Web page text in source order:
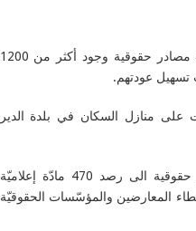
السلطات تعاقب مئات المدنيين برفض عودتهم الى البلاد: كشفت مصادر حقوقية وجود أكثر من 1200
تسهيل عودتهم.
منازل السكان في بلدة الدير
رصد 470 مادّة إعلاميّة تحرّض ضد شيعة البلاد: اشارت مصادر حقوقية الى رصد 470 مادّة إعلاميّة
المعارضين والمؤسّسات الحقوقيّة